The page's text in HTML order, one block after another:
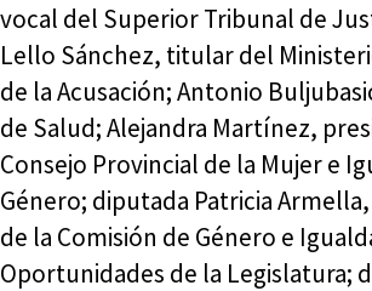
vocal del Superior Tribunal de
Lello Sánchez, titular del
de la Acusación; Antonio
de Salud; Alejandra Martínez,
Consejo Provincial de la Mujer e
Género; diputada Patricia
de la Comisión de Género e
Oportunidades de la Legislatura;